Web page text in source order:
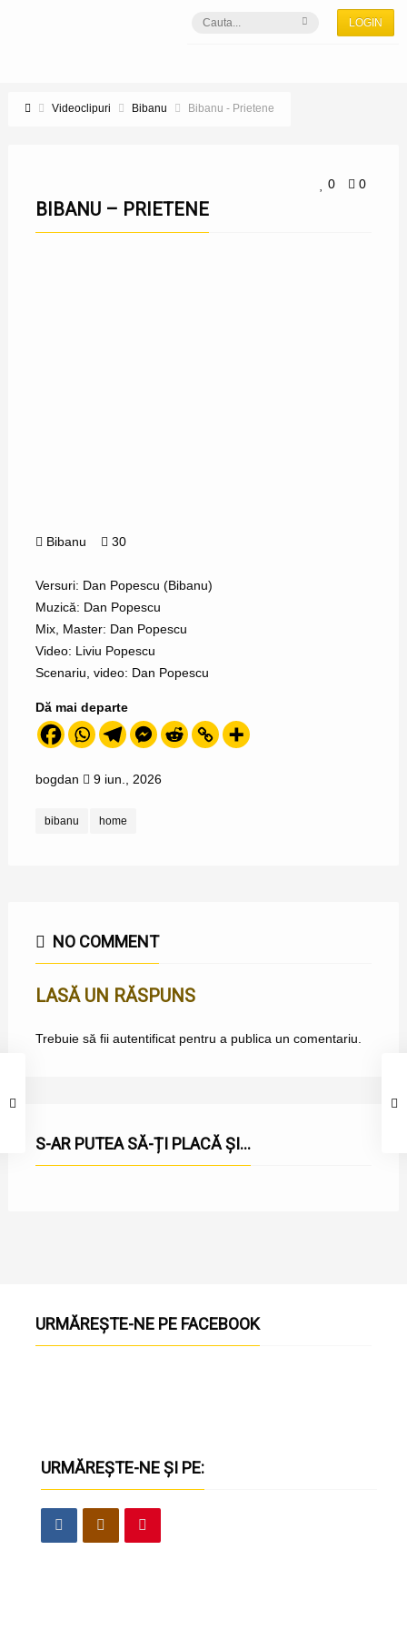
LOGIN
Videoclipuri Bibanu Bibanu - Prietene
0 0
BIBANU – PRIETENE
Bibanu 30
Versuri: Dan Popescu (Bibanu)
Muzică: Dan Popescu
Mix, Master: Dan Popescu
Video: Liviu Popescu
Scenariu, video: Dan Popescu
Dă mai departe
bogdan 9 iun., 2026
bibanu home
NO COMMENT
LASĂ UN RĂSPUNS
Trebuie să fii autentificatpentru a publica un comentariu.
S-AR PUTEA SĂ-ȚI PLACĂ ȘI...
URMĂREȘTE-NE PE FACEBOOK
URMĂREȘTE-NE ȘI PE: